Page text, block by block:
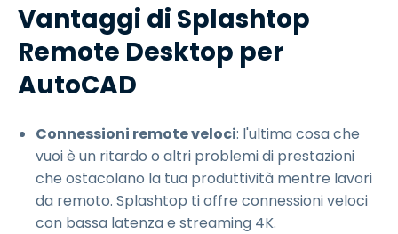
Vantaggi di Splashtop
Remote Desktop per
AutoCAD
Connessioni remote veloci: l'ultima cosa che
vuoi è un ritardo o altri problemi di prestazioni
che ostacolano la tua produttività mentre lavori
da remoto. Splashtop ti offre connessioni veloci
con bassa latenza e streaming 4K.